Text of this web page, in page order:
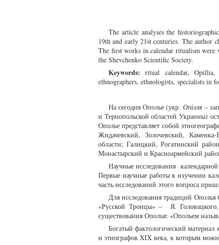
The article analyses the
19th and early 21st centuries. The author
The first works in calendar ritualism were
the Shevchenko Scientific Society.
Keywords: ritual calendar,
ethnographers, ethnologists, specialists in
На сегодня Ополье (укр. Опілля –
и Тернопольской областей Украины)
Ополье представляет собой
Жидачевский, Золочевский,
области; Галицкий, Рогатинский
Монастырский и Красноармейский
Научные исследования
Первые научные работы в изучении
часть исследований этого вопроса
Для исследования традиций Ополья
«Русской Троицы» – Я.
существования Ополья: «Опольем
Богатый фактологический
и этнографов XIX века, к которым